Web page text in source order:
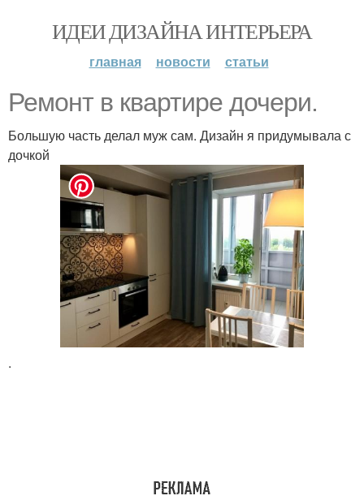
ИДЕИ ДИЗАЙНА ИНТЕРЬЕРА
главная новости статьи
Ремонт в квартире дочери.
Большую часть делал муж сам. Дизайн я придумывала с
дочкой
.